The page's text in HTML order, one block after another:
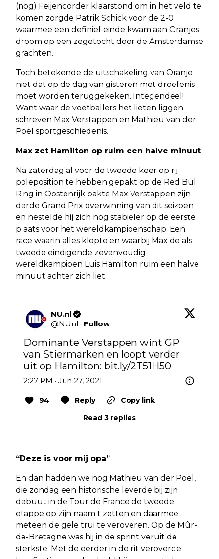
(nog) Feijenoorder klaarstond om in het veld te
komen zorgde Patrik Schick voor de 2-0
waarmee een definief einde kwam aan Oranjes
droom op een zegetocht door de Amsterdamse
grachten.
Toch betekende de uitschakeling van Oranje
niet dat op de dag van gisteren met droefenis
moet worden teruggekeken. Integendeel!
Want waar de voetballers het lieten liggen
schreven Max Verstappen en Mathieu van der
Poel sportgeschiedenis.
Max zet Hamilton op ruim een halve minuut
Na zaterdag al voor de tweede keer op rij
poleposition te hebben gepakt op de Red Bull
Ring in Oostenrijk pakte Max Verstappen zijn
derde Grand Prix overwinning van dit seizoen
en nestelde hij zich nog stabieler op de eerste
plaats voor het wereldkampioenschap. Een
race waarin alles klopte en waarbij Max de als
tweede eindigende zevenvoudig
wereldkampioen Luis Hamilton ruim een halve
minuut achter zich liet.
NU.nl
@NUnl · Follow
Dominante Verstappen wint GP
van Stiermarken en loopt verder
uit op Hamilton: bit.ly/2T51H50
2:27 PM · Jun 27, 2021
94 Reply
Copy link
Read 3 replies
“Deze is voor mij opa”
En dan hadden we nog Mathieu van der Poel,
die zondag een historische leverde bij zijn
debuut in de Tour de France de tweede
etappe op zijn naam t zetten en daarmee
meteen de gele trui te veroveren. Op de Mûr-
de-Bretagne was hij in de sprint veruit de
sterkste. Met de eerder in de rit veroverde